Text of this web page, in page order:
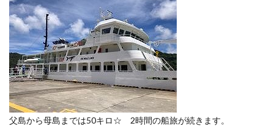
父島から母島までは50キロ☆ 2時間の船旅が続きます。